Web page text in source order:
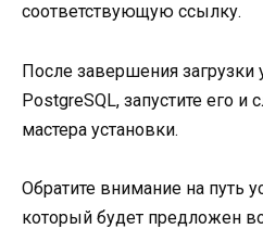
соответствующую ссылку.
После завершения загрузки
PostgreSQL, запустите его и
мастера установки.
Обратите внимание на путь
который будет предложен